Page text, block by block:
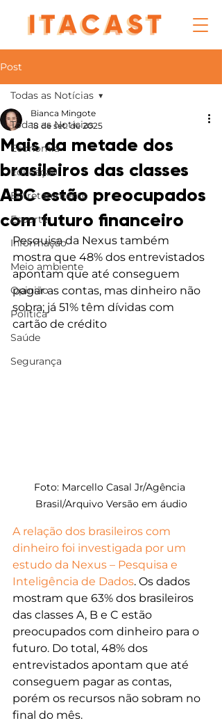
Post
Todas as Notícias
Economia
Educação
Entretenimento
Esporte
Informação
Meio ambiente
Opinião
Política
Saúde
Segurança
Todas as Notícias
Mais da metade dos
brasileiros das classes
ABC estão preocupados
com futuro financeiro
Bianca Mingote
18 de set. de 2025
Pesquisa da Nexus também
mostra que 48% dos entrevistados
apontam que até conseguem
pagar as contas, mas dinheiro não
sobra; já 51% têm dívidas com
cartão de crédito
Foto: Marcello Casal Jr/Agência
Brasil/Arquivo Versão em áudio
A relação dos brasileiros com
dinheiro foi investigada por um
estudo da Nexus – Pesquisa e
Inteligência de Dados. Os dados
mostram que 63% dos brasileiros
das classes A, B e C estão
preocupados com dinheiro para o
futuro. Do total, 48% dos
entrevistados apontam que até
conseguem pagar as contas,
porém os recursos não sobram no
final do mês.